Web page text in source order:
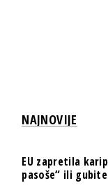
NAJNOVIJE
EU zapretila
pasoše“ ili